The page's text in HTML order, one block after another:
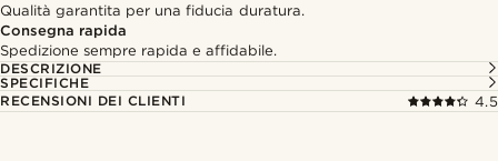
Qualità garantita per una fiducia duratura.
Consegna rapida
Spedizione sempre rapida e affidabile.
DESCRIZIONE
SPECIFICHE
RECENSIONI DEI CLIENTI
4.5